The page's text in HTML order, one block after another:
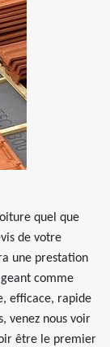
quel que
de votre
une prestation
comme
efficace, rapide
venez nous voir
être le premier